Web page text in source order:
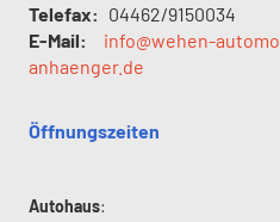
Telefax: 04462/9150034
E-Mail:
info@wehen-
anhaenger.de
Öffnungszeiten
Autohaus: